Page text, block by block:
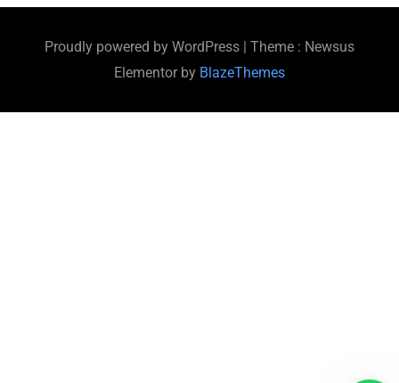
Proudly powered by WordPress | Theme : Newsus
Elementor by BlazeThemes